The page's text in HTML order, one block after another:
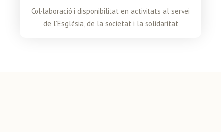
Col·laboració i disponibilitat en activitats al servei
de l’Església, de la societat i la solidaritat